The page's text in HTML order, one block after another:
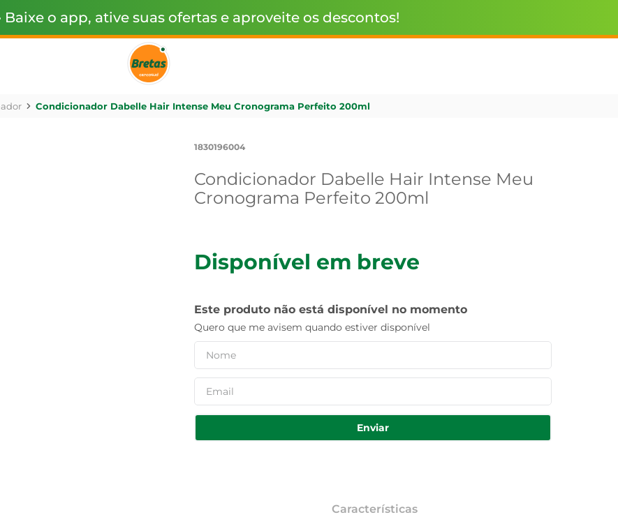
Baixe o app, ative suas ofertas e aproveite os descontos!
Condicionador Dabelle Hair Intense Meu Cronograma Perfeito 200ml
1830196004
Condicionador Dabelle Hair Intense Meu
Cronograma Perfeito 200ml
Disponível em breve
Este produto não está disponível no momento
Quero que me avisem quando estiver disponível
Enviar
Características